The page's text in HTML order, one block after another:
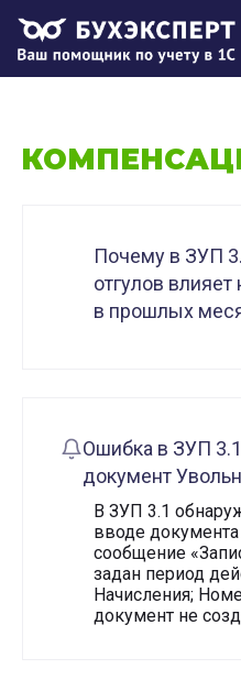
Почему в ЗУП
отгулов
в прошлых
Ошибка в ЗУП
документ
В ЗУП 3.1
вводе
сообщение
задан период
Начисления;
документ не